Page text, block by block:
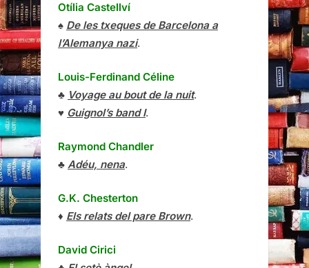
Otília Castellví
♠ De les txeques de Barcelona a
l’Alemanya nazi.
Louis-Ferdinand Céline
♣ Voyage au bout de la nuit.
♥ Guignol’s band I.
Raymond Chandler
♣ Adéu, nena.
G.K. Chesterton
♦ Els relats del pare Brown.
David Cirici